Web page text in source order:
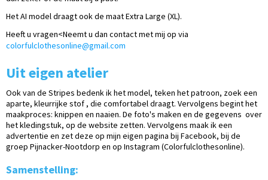
Het AI model draagt ook de maat Extra Large (XL).
Heeft u vragen<Neemt u dan contact met mij op via
colorfulclothesonline@gmail.com
Uit eigen atelier
Ook van de Stripes bedenk ik het model, teken het patroon, zoek een
aparte, kleurrijke stof , die comfortabel draagt. Vervolgens begint het
maakproces: knippen en naaien. De foto's maken en de gegevens over
het kledingstuk, op de website zetten. Vervolgens maak ik een
advertentie en zet deze op mijn eigen pagina bij Facebook, bij de
groep Pijnacker-Nootdorp en op Instagram (Colorfulclothesonline).
Samenstelling: